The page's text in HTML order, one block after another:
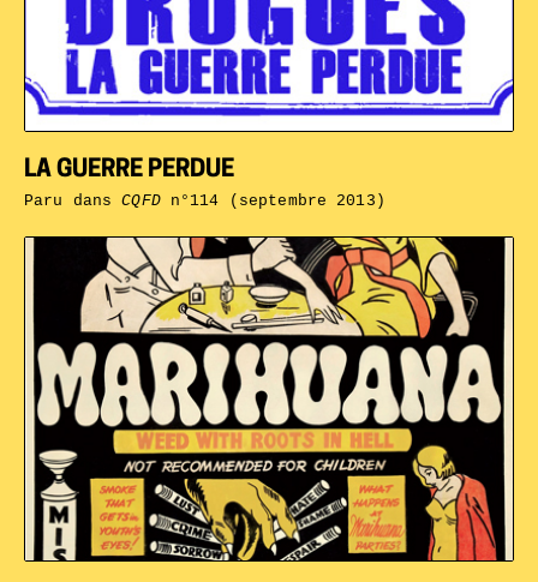
LA GUERRE PERDUE
Paru dansCQFDn°114 (septembre 2013)